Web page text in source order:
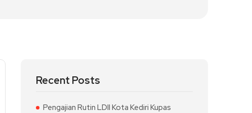
Recent Posts
Pengajian Rutin LDII Kota Kediri Kupas